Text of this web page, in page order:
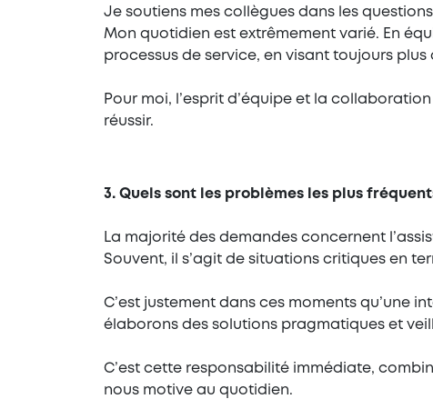
Je soutiens mes collègues dans les
Mon quotidien est extrêmement varié. En
processus de service, en visant toujours
Pour moi, l’esprit d’équipe et la
réussir.
3. Quels sont les problèmes les plus
La majorité des demandes concernent
Souvent, il s’agit de situations critiques en
C’est justement dans ces moments qu’une
élaborons des solutions pragmatiques et
C’est cette responsabilité immédiate,
nous motive au quotidien.